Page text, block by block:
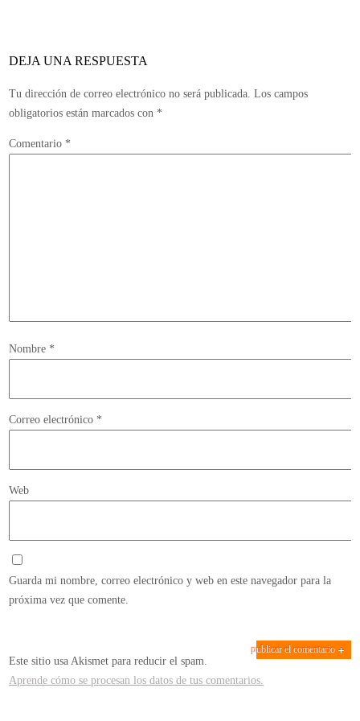
otro
contenido
DEJA UNA RESPUESTA
Tu dirección de correo electrónico no será publicada. Los campos
obligatorios están marcados con *
Comentario *
Nombre *
Correo electrónico *
Web
Guarda mi nombre, correo electrónico y web en este navegador para la
próxima vez que comente.
Este sitio usa Akismet para reducir el spam.
Aprende cómo se procesan los datos de tus comentarios.